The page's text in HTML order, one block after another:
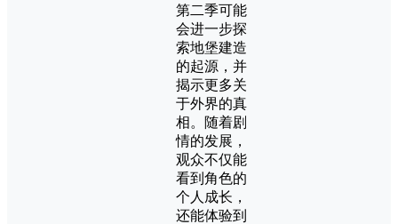
第二季可能
会进一步探
索地堡建造
的起源，并
揭示更多关
于外界的真
相。随着剧
情的发展，
观众不仅能
看到角色的
个人成长，
还能体验到